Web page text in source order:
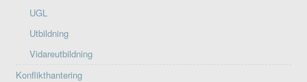
UGL
Utbildning
Vidareutbildning
Konflikthantering